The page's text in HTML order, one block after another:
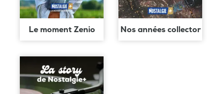
Le moment Zenio Nos années collector